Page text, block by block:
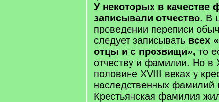
У некоторых в качестве
записывали отчество. В
проведении переписи
следует записывать всех
отцы и с прозвищи», то
отчеству и фамилии. Но в
половине XVIII веках у
наследственных фамилий
Крестьянская фамилия